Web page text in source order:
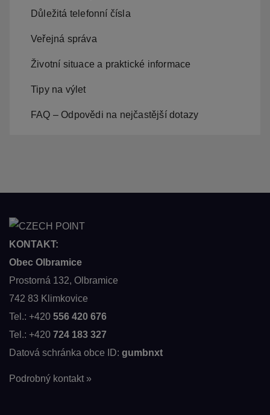
Důležitá telefonní čísla
Veřejná správa
Životní situace a praktické informace
Tipy na výlet
FAQ – Odpovědi na nejčastější dotazy
KONTAKT:
Obec Olbramice
Prostorná 132, Olbramice
742 83 Klimkovice
Tel.: +420 556 420 676
Tel.: +420 724 183 327
Datová schránka obce ID: gumbnxt
Podrobný kontakt »